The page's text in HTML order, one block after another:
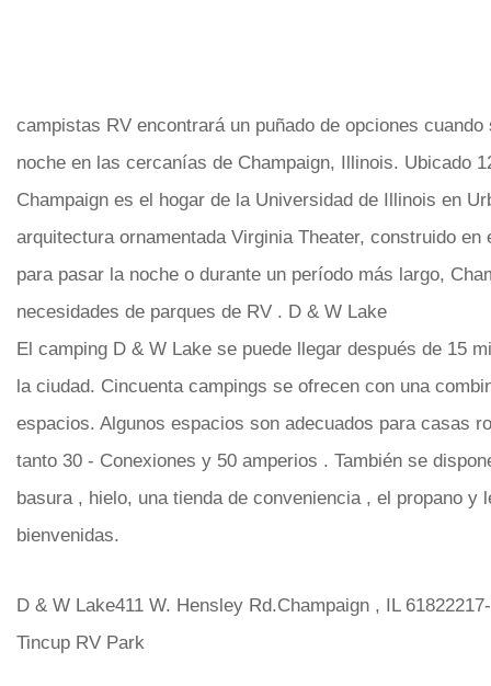
campistas RV encontrará un puñado de opciones
noche en las cercanías de Champaign, Illinois. Ubicado
Champaign es el hogar de la Universidad de Illinois en
arquitectura ornamentada Virginia Theater, construido
para pasar la noche o durante un período más largo,
necesidades de parques de RV . D & W Lake
El camping D & W Lake se puede llegar después de 15
la ciudad. Cincuenta campings se ofrecen con una
espacios. Algunos espacios son adecuados para casas
tanto 30 - Conexiones y 50 amperios . También se
basura , hielo, una tienda de conveniencia , el propano
bienvenidas.
D & W Lake411 W. Hensley Rd.Champaign , IL
Tincup RV Park